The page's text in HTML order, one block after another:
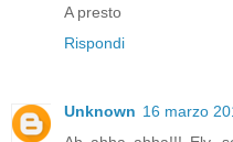
A presto
Rispondi
Unknown 16 marzo